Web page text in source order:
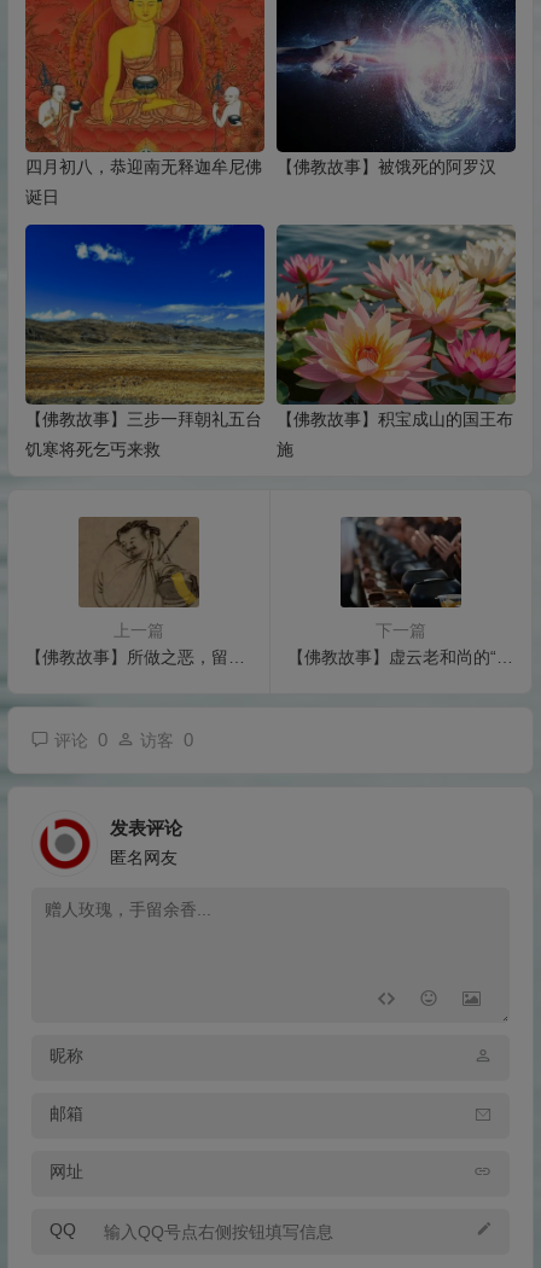
四月初八，恭迎南无释迦牟尼佛
诞日
【佛教故事】被饿死的阿罗汉
【佛教故事】三步一拜朝礼五台
饥寒将死乞丐来救
【佛教故事】积宝成山的国王布
施
上一篇
下一篇
评论 0 访客 0
发表评论
匿名网友
昵称
邮箱
网址
QQ